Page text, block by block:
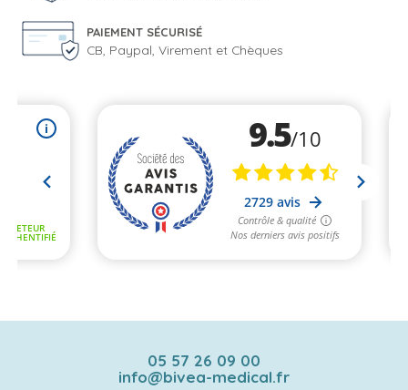
PAIEMENT SÉCURISÉ
CB, Paypal, Virement et Chèques
05 57 26 09 00
info@bivea-medical.fr